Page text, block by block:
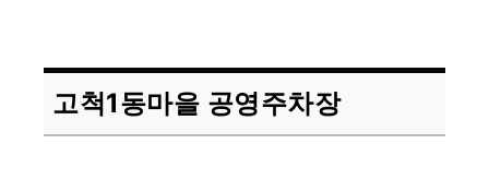
고척1동마을 공영주차장